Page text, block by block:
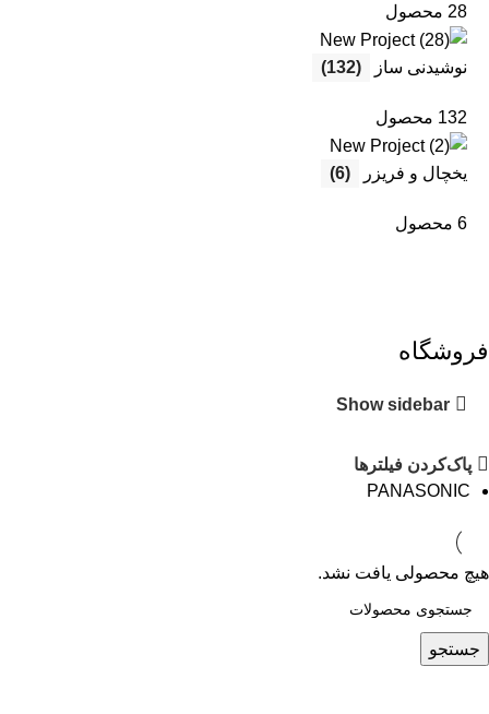
28 محصول
نوشیدنی ساز (132)
132 محصول
یخچال و فریزر (6)
6 محصول
فروشگاه
Show sidebar
پاک‌کردن فیلترها
PANASONIC
هیچ محصولی یافت نشد.
جستجو